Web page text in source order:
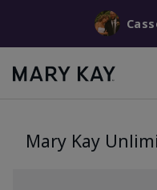
Mary Kay